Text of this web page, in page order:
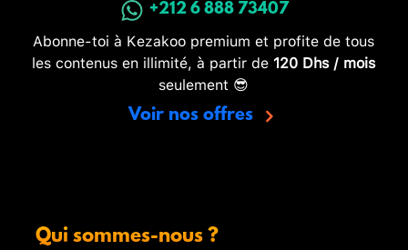
+212 6 888 73407
Abonne-toi à Kezakoo premium et profite de tous
les contenus en illimité, à partir de 120 Dhs / mois
seulement 😎
Voir nos offres
Qui sommes-nous ?